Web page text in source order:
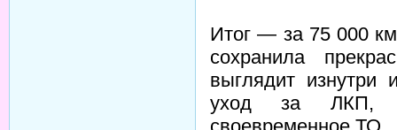
Итог — за 75 000
сохранила
выглядит изнутри
уход за ЛКП,
своевременное ТО.